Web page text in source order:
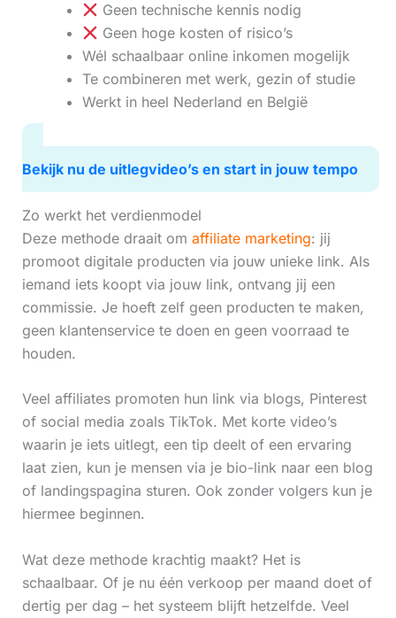
Geen technische kennis nodig
Geen hoge kosten of risico’s
Wél schaalbaar online inkomen mogelijk
Te combineren met werk, gezin of studie
Werkt in heel Nederland en België
Bekijk nu de uitlegvideo’s en start in jouw tempo
Zo werkt het verdienmodel
Deze methode draait om affiliate marketing: jij
promoot digitale producten via jouw unieke link. Als
iemand iets koopt via jouw link, ontvang jij een
commissie. Je hoeft zelf geen producten te maken,
geen klantenservice te doen en geen voorraad te
houden.
Veel affiliates promoten hun link via blogs, Pinterest
of social media zoals TikTok. Met korte video’s
waarin je iets uitlegt, een tip deelt of een ervaring
laat zien, kun je mensen via je bio-link naar een blog
of landingspagina sturen. Ook zonder volgers kun je
hiermee beginnen.
Wat deze methode krachtig maakt? Het is
schaalbaar. Of je nu één verkoop per maand doet of
dertig per dag – het systeem blijft hetzelfde. Veel